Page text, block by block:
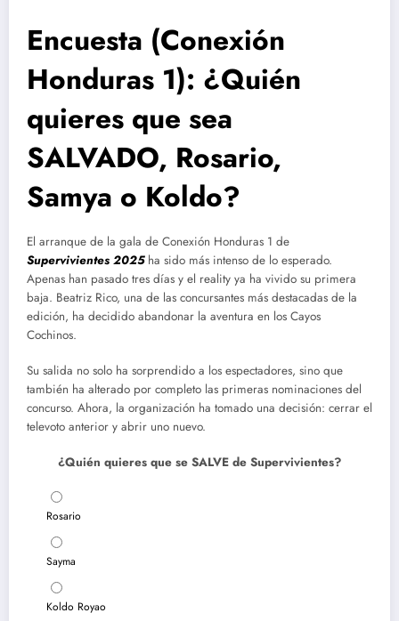
Encuesta (Conexión
Honduras 1): ¿Quién
quieres que sea
SALVADO, Rosario,
Samya o Koldo?
El arranque de la gala de Conexión Honduras 1 de
Supervivientes 2025ha sido más intenso de lo esperado.
Apenas han pasado tres días y el reality ya ha vivido su primera
baja. Beatriz Rico, una de las concursantes más destacadas de la
edición, ha decidido abandonar la aventura en los Cayos
Cochinos.
Su salida no solo ha sorprendido a los espectadores, sino que
también ha alterado por completo las primeras nominaciones del
concurso. Ahora, la organización ha tomado una decisión: cerrar el
televoto anterior y abrir uno nuevo.
¿Quién quieres que se SALVE de Supervivientes?
Rosario
Sayma
Koldo Royao